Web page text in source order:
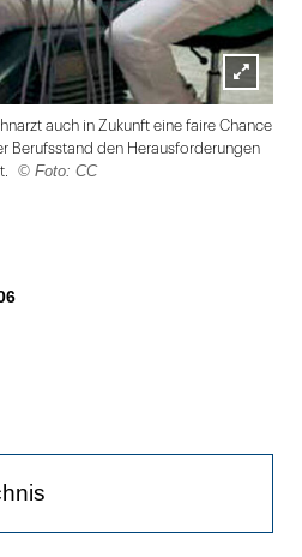
Lightbox
öffnen
auch in Zukunft eine faire Chance
Berufsstand den Herausforderungen
© Foto: CC